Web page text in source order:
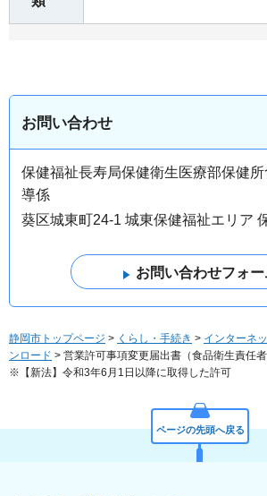
お問い合わせ
保健福祉長寿局保健衛生医療部保健
導係
葵区城東町24-1 城東保健福祉エリア
静岡市トップページ > くらし・手続き > インターネ
ンロード > 営業許可事項変更届出書（食品衛生責任
※【新法】令和3年6月1日以降に取得した許可
ページの先頭へ戻る